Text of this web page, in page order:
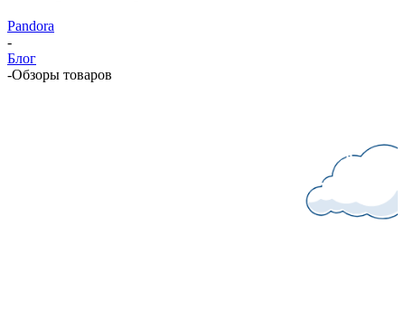
Pandora
-
Блог
-Обзоры товаров